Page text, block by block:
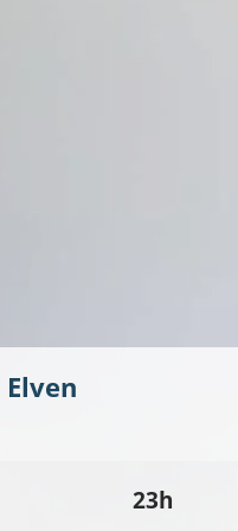
Elven
23h